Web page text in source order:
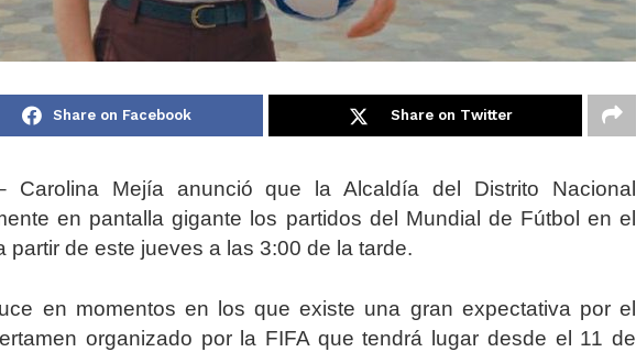
Share on Facebook Share on Twitter
Carolina Mejía anunció que la Alcaldía del Distrito Nacional
en pantalla gigante los partidos del Mundial de Fútbol en el
partir de este jueves a las 3:00 de la tarde.
en momentos en los que existe una gran expectativa por el
organizado por la FIFA que tendrá lugar desde el 11 de